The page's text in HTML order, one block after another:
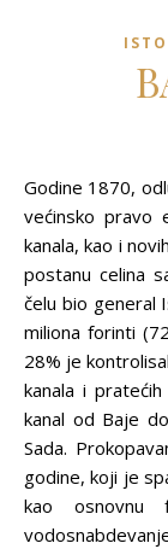
Godine 1870, odlukom Ugarskog sabora, država je ustupila
većinsko pravo
kanala, kao i
postanu celina
čelu bio general
miliona forinti
28% je
kanala i
kanal od Baje
Sada.
godine, koji je
kao osnovnu